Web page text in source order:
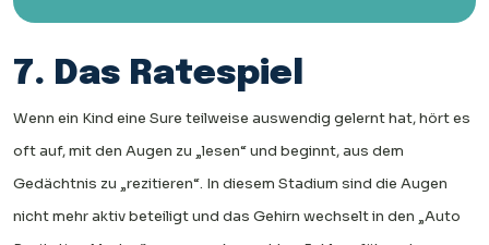
7. Das Ratespiel
Wenn ein Kind eine Sure teilweise auswendig gelernt hat, hört es
oft auf, mit den Augen zu „lesen“ und beginnt, aus dem
Gedächtnis zu „rezitieren“. In diesem Stadium sind die Augen
nicht mehr aktiv beteiligt und das Gehirn wechselt in den „Auto